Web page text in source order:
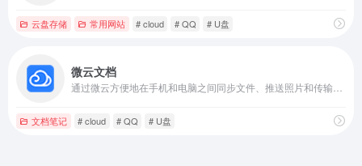
云盘存储 常用网站 # cloud # QQ # U盘
微云文档
文档笔记 # cloud # QQ # U盘